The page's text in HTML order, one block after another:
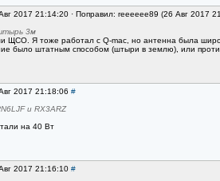
2017 21:14:20 · Поправил: reeeeee89 (26 Авг 2017
3м
ЩСО. Я тоже работал с Q-mac, но антенна была
было штатным способом (штыри в землю), или
2017 21:18:06 #
и RX3ARZ
на 40 Вт
2017 21:16:10 #